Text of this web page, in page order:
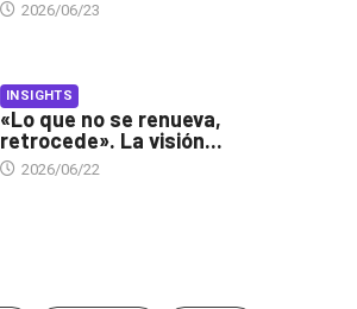
2026/06/23
INSIGHTS
«Lo que no se renueva,
retrocede». La visión...
2026/06/22